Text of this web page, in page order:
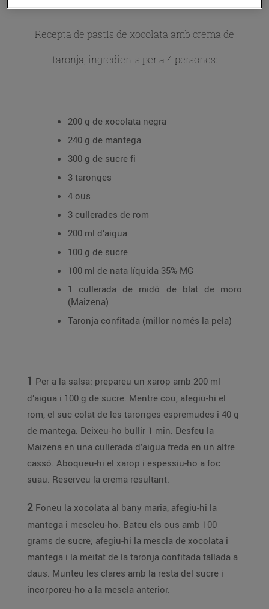
Recepta de pastís de xocolata amb crema de
taronja, ingredients per a 4 persones:
200 g de xocolata negra
240 g de mantega
300 g de sucre fi
3 taronges
4 ous
3 cullerades de rom
200 ml d’aigua
100 g de sucre
100 ml de nata líquida 35% MG
1 cullerada de midó de blat de moro
(Maizena)
Taronja confitada (millor només la pela)
1 Per a la salsa: prepareu un xarop amb 200 ml
d’aigua i 100 g de sucre. Mentre cou, afegiu-hi el
rom, el suc colat de les taronges espremudes i 40 g
de mantega. Deixeu-ho bullir 1 min. Desfeu la
Maizena en una cullerada d’aigua freda en un altre
cassó. Aboqueu-hi el xarop i espessiu-ho a foc
suau. Reserveu la crema resultant.
2 Foneu la xocolata al bany maria, afegiu-hi la
mantega i mescleu-ho. Bateu els ous amb 100
grams de sucre; afegiu-hi la mescla de xocolata i
mantega i la meitat de la taronja confitada tallada a
daus. Munteu les clares amb la resta del sucre i
incorporeu-ho a la mescla anterior.